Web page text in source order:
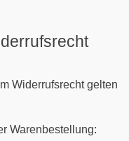
Widerrufsrecht gelten
Warenbestellung: